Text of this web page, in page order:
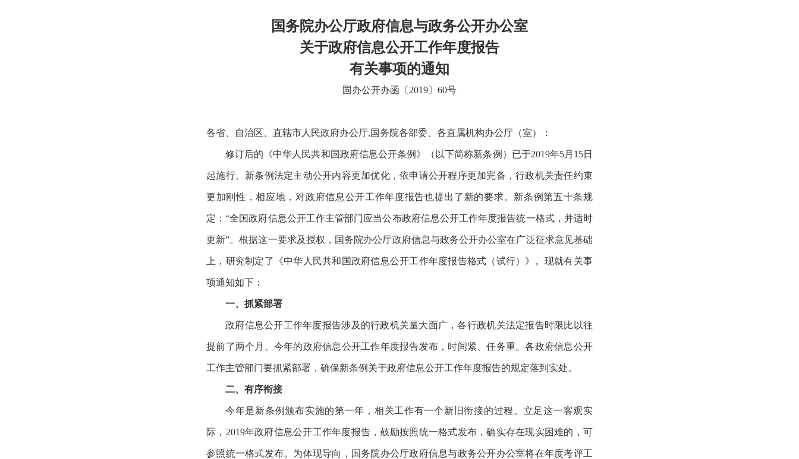
国务院办公厅政府信息与政务公开办公室
关于政府信息公开工作年度报告
有关事项的通知
国办公开办函〔2019〕60号
各省、自治区、直辖市人民政府办公厅,国务院各部委、各直属机构办公厅（室）：
修订后的《中华人民共和国政府信息公开条例》（以下简称新条例）已于2019年5月15日
起施行。新条例法定主动公开内容更加优化，依申请公开程序更加完备，行政机关责任约束
更加刚性，相应地，对政府信息公开工作年度报告也提出了新的要求。新条例第五十条规
定：“全国政府信息公开工作主管部门应当公布政府信息公开工作年度报告统一格式，并适时
更新”。根据这一要求及授权，国务院办公厅政府信息与政务公开办公室在广泛征求意见基础
上，研究制定了《中华人民共和国政府信息公开工作年度报告格式（试行）》。现就有关事
项通知如下：
一、抓紧部署
政府信息公开工作年度报告涉及的行政机关量大面广，各行政机关法定报告时限比以往
提前了两个月。今年的政府信息公开工作年度报告发布，时间紧、任务重。各政府信息公开
工作主管部门要抓紧部署，确保新条例关于政府信息公开工作年度报告的规定落到实处。
二、有序衔接
今年是新条例颁布实施的第一年，相关工作有一个新旧衔接的过程。立足这一客观实
际，2019年政府信息公开工作年度报告，鼓励按照统一格式发布，确实存在现实困难的，可
参照统一格式发布。为体现导向，国务院办公厅政府信息与政务公开办公室将在年度考评工